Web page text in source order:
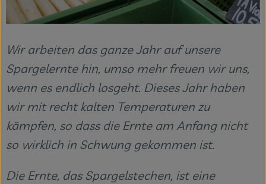
Wir arbeiten das ganze Jahr auf unsere
Spargelernte hin, umso mehr freuen wir uns,
wenn es endlich losgeht. Dieses Jahr haben
wir mit recht kalten Temperaturen zu
kämpfen, so dass die Ernte am Anfang nicht
so wirklich in Schwung gekommen ist.
Die Ernte, das Spargelstechen, ist eine